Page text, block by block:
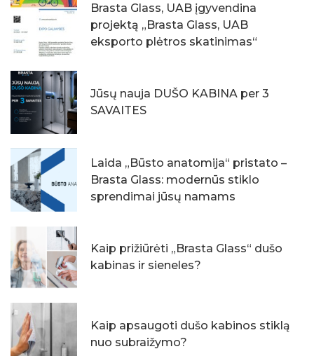
Brasta Glass, UAB įgyvendina
projektą „Brasta Glass, UAB
eksporto plėtros skatinimas“
Jūsų nauja DUŠO KABINA per 3
SAVAITES
Laida „Būsto anatomija“ pristato –
Brasta Glass: modernūs stiklo
sprendimai jūsų namams
Kaip prižiūrėti „Brasta Glass“ dušo
kabinas ir sieneles?
Kaip apsaugoti dušo kabinos stiklą
nuo subraižymo?